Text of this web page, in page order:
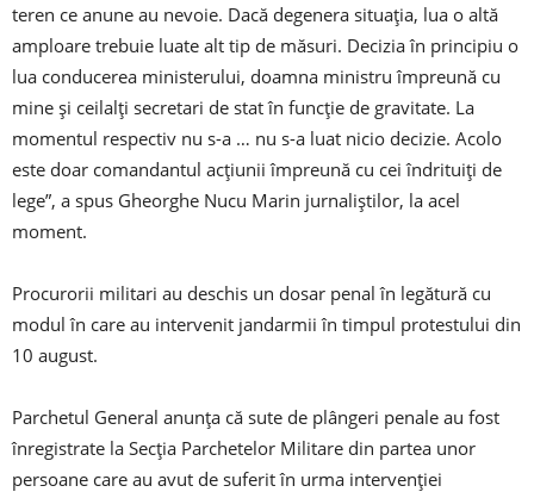
teren ce anune au nevoie. Dacă degenera situaţia, lua o altă
amploare trebuie luate alt tip de măsuri. Decizia în principiu o
lua conducerea ministerului, doamna ministru împreună cu
mine şi ceilalţi secretari de stat în funcţie de gravitate. La
momentul respectiv nu s-a … nu s-a luat nicio decizie. Acolo
este doar comandantul acţiunii împreună cu cei îndrituiţi de
lege”, a spus Gheorghe Nucu Marin jurnaliştilor, la acel
moment.
Procurorii militari au deschis un dosar penal în legătură cu
modul în care au intervenit jandarmii în timpul protestului din
10 august.
Parchetul General anunţa că sute de plângeri penale au fost
înregistrate la Secţia Parchetelor Militare din partea unor
persoane care au avut de suferit în urma intervenţiei